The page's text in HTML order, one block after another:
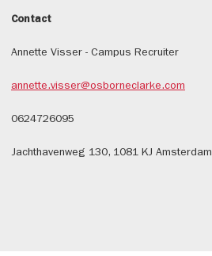
Contact
Annette Visser - Campus Recruiter
annette.visser@osborneclarke.com
0624726095
Jachthavenweg 130, 1081 KJ Amsterdam